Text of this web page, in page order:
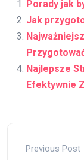
Porady jak
Jak
Najlepsze
Efektywnie
Previous Post